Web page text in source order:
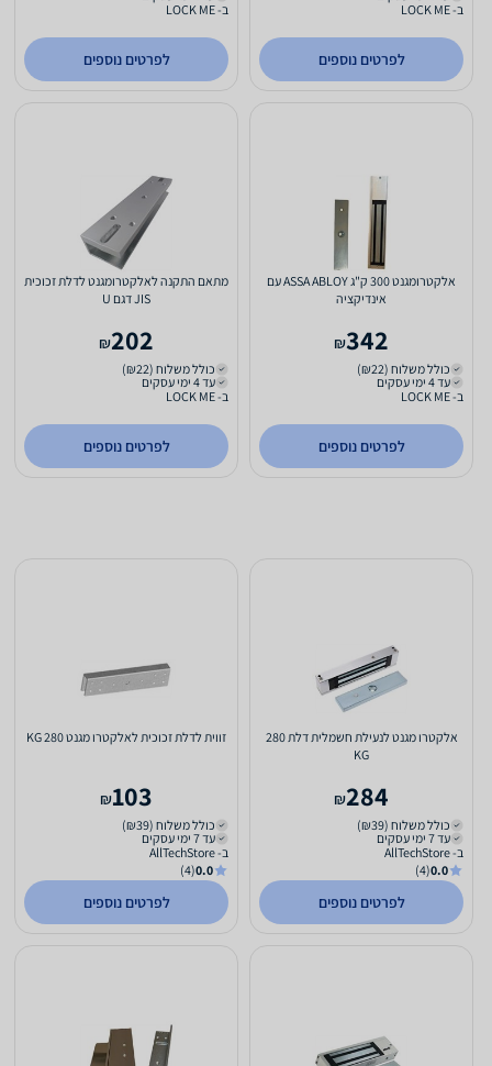
ב- LOCK ME
לפרטים נוספים
ב- LOCK ME
לפרטים נוספים
אלקטרומגנט 300 ק"ג ASSA ABLOY עם
אינדיקציה
342
₪
כולל משלוח (₪22)
עד 4 ימי עסקים
ב- LOCK ME
לפרטים נוספים
מתאם התקנה לאלקטרומגנט לדלת זכוכית
JIS דגם U
202
₪
כולל משלוח (₪22)
עד 4 ימי עסקים
ב- LOCK ME
לפרטים נוספים
אלקטרו מגנט לנעילת חשמלית דלת 280
KG
284
₪
כולל משלוח (₪39)
עד 7 ימי עסקים
ב- AllTechStore
0.0
(4)
לפרטים נוספים
זווית לדלת זכוכית לאלקטרו מגנט 280 KG
103
₪
כולל משלוח (₪39)
עד 7 ימי עסקים
ב- AllTechStore
0.0
(4)
לפרטים נוספים